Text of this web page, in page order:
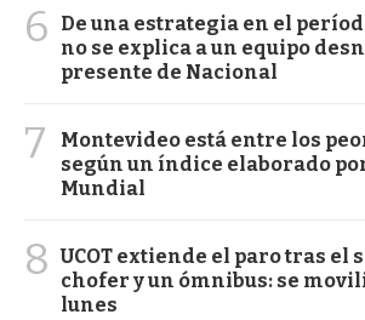
6
De una estrategia en el
no se explica a un equipo
presente de Nacional
7
Montevideo está entre los
según un índice elaborado
Mundial
8 UCOT extiende el paro tras el
chofer y un ómnibus: se
lunes